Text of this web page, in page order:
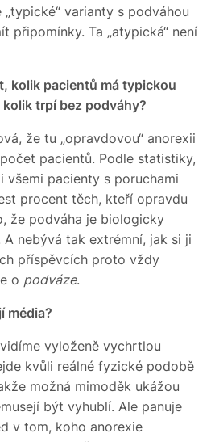
varianty s podváhou
připomínky. Ta „atypická“ není
kolik pacientů má typickou
trpí bez podváhy?
že tu „opravdovou“ anorexii
pacientů. Podle statistiky,
všemi pacienty s poruchami
procent těch, kteří opravdu
že podváha je biologicky
nebývá tak extrémní, jak si ji
příspěvcích proto vždy
o podváze.
média?
vyloženě vychrtlou
kvůli reálné fyzické podobě
možná mimoděk ukážou
být vyhublí. Ale panuje
v tom, koho anorexie